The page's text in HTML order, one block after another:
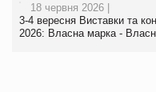
18 червня 2026 |
3-4 вересня Виставки та
2026: Власна марка -